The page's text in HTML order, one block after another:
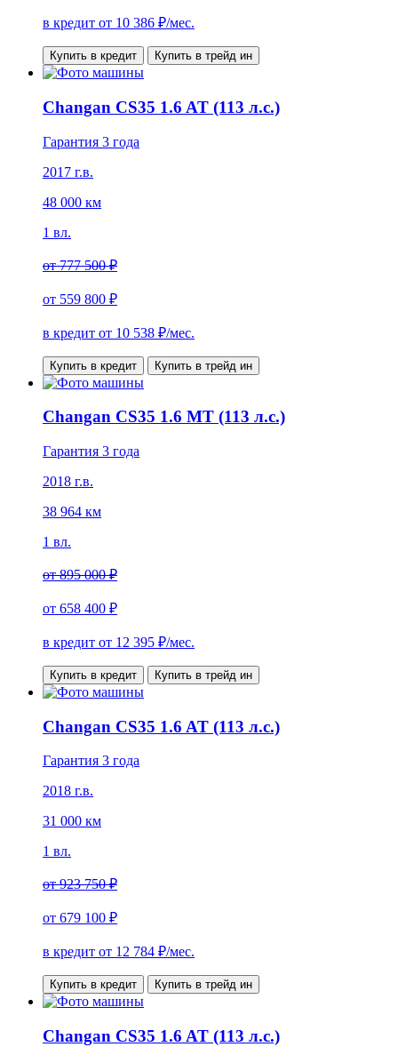
в кредит от 10 386 ₽/мес.
Купить в кредит Купить в трейд ин
Changan CS35 1.6 AT (113 л.с.)
Гарантия 3 года
2017 г.в.
48 000 км
1 вл.
от777 500 ₽
от 559 800 ₽
в кредит от 10 538 ₽/мес.
Купить в кредит Купить в трейд ин
Changan CS35 1.6 MT (113 л.с.)
Гарантия 3 года
2018 г.в.
38 964 км
1 вл.
от895 000 ₽
от 658 400 ₽
в кредит от 12 395 ₽/мес.
Купить в кредит Купить в трейд ин
Changan CS35 1.6 AT (113 л.с.)
Гарантия 3 года
2018 г.в.
31 000 км
1 вл.
от923 750 ₽
от 679 100 ₽
в кредит от 12 784 ₽/мес.
Купить в кредит Купить в трейд ин
Changan CS35 1.6 AT (113 л.с.)